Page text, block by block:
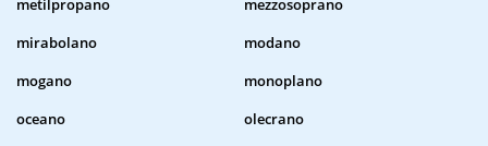
metilpropano
mezzosoprano
mirabolano
modano
mogano
monoplano
oceano
olecrano